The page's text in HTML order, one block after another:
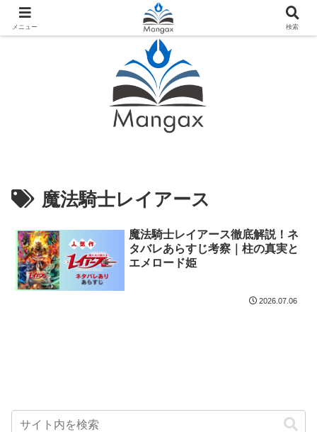
人気おすすめ漫画紹介ならMangax（マンガックス）
魔法騎士レイアース
魔法騎士レイアース徹底解説！ネ
タバレあらすじ考察｜柱の真実と
エメロード姫
2026.07.06
メニュー 検索